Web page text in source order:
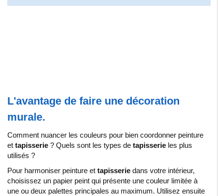
L'avantage de faire une décoration
murale.
Comment nuancer les couleurs pour bien coordonner peinture
et tapisserie ? Quels sont les types de tapisserie les plus
utilisés ?
Pour harmoniser peinture et tapisserie dans votre intérieur,
choisissez un papier peint qui présente une couleur limitée à
une ou deux palettes principales au maximum. Utilisez ensuite